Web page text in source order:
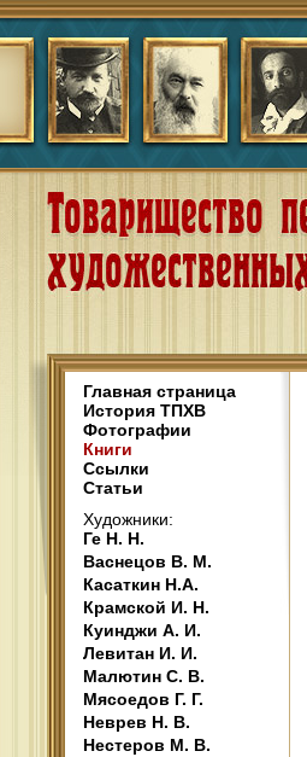
Главная страница
История ТПХВ
Фотографии
Книги
Ссылки
Статьи
Художники:
Ге Н. Н.
Васнецов В. М.
Касаткин Н.А.
Крамской И. Н.
Куинджи А. И.
Левитан И. И.
Малютин С. В.
Мясоедов Г. Г.
Неврев Н. В.
Нестеров М. В.